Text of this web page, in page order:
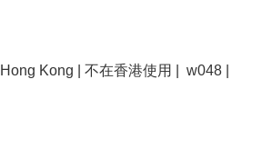
Kong | 不在香港使用 |  w048 |